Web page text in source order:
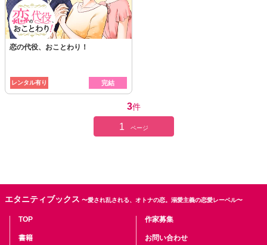
恋の代役、おことわり！
レンタル有り 完結
3件
1 ページ
エタニティブックス 〜愛され乱される、オトナの恋。溺愛主義の恋愛レーベル〜
TOP
書籍
作家募集
お問い合わせ